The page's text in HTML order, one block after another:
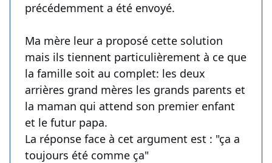
précédemment a été envoyé.
Ma mère leur a proposé cette solution
mais ils tiennent particulièrement à ce que
la famille soit au complet: les deux
arrières grand mères les grands parents et
la maman qui attend son premier enfant
et le futur papa.
La réponse face à cet argument est : "ça a
toujours été comme ça"